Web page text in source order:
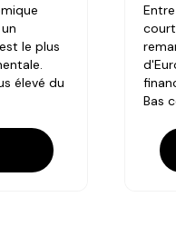
le plus
élevé du
Bas